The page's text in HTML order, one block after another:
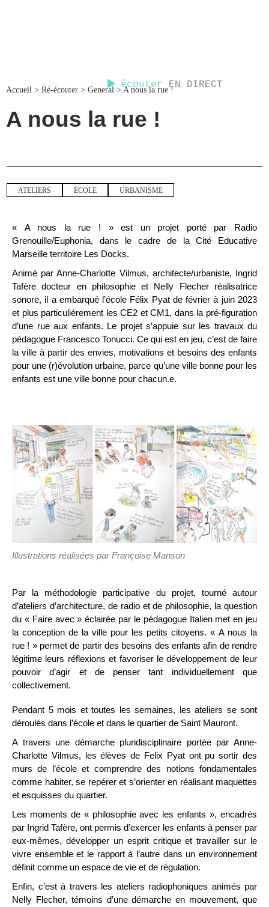
écouter EN DIRECT
Accueil > Ré-écouter > General >A nous la rue !
A nous la rue !
« A nous la rue ! » est un projet porté par Radio
Grenouille/Euphonia, dans le cadre de la Cité Educative
Marseille territoire Les Docks.
Animé par Anne-Charlotte Vilmus, architecte/urbaniste, Ingrid
Tafère docteur en philosophie et Nelly Flecher réalisatrice
sonore, il a embarqué l’école Félix Pyat de février à juin 2023
et plus particulièrement les CE2 et CM1, dans la pré-figuration
d’une rue aux enfants. Le projet s’appuie sur les travaux du
pédagogue Francesco Tonucci. Ce qui est en jeu, c’est de faire
la ville à partir des envies, motivations et besoins des enfants
pour une (r)évolution urbaine, parce qu’une ville bonne pour les
enfants est une ville bonne pour chacun.e.
Illustrations réalisées par Françoise Manson
Par la méthodologie participative du projet, tourné autour
d’ateliers d’architecture, de radio et de philosophie, la question
du « Faire avec » éclairée par le pédagogue Italien met en jeu
la conception de la ville pour les petits citoyens. « A nous la
rue ! » permet de partir des besoins des enfants afin de rendre
légitime leurs réflexions et favoriser le développement de leur
pouvoir d’agir et de penser tant individuellement que
collectivement.
Pendant 5 mois et toutes les semaines, les ateliers se sont
déroulés dans l’école et dans le quartier de Saint Mauront.
A travers une démarche pluridisciplinaire portée par Anne-
Charlotte Vilmus, les élèves de Felix Pyat ont pu sortir des
murs de l’école et comprendre des notions fondamentales
comme habiter, se repérer et s’orienter en réalisant maquettes
et esquisses du quartier.
Les moments de « philosophie avec les enfants », encadrés
par Ingrid Tafère, ont permis d’exercer les enfants à penser par
eux-mêmes, développer un esprit critique et travailler sur le
vivre ensemble et le rapport à l’autre dans un environnement
définit comme un espace de vie et de régulation.
Enfin, c’est à travers les ateliers radiophoniques animés par
Nelly Flecher, témoins d’une démarche en mouvement, que
ATELIERS ÉCOLE URBANISME